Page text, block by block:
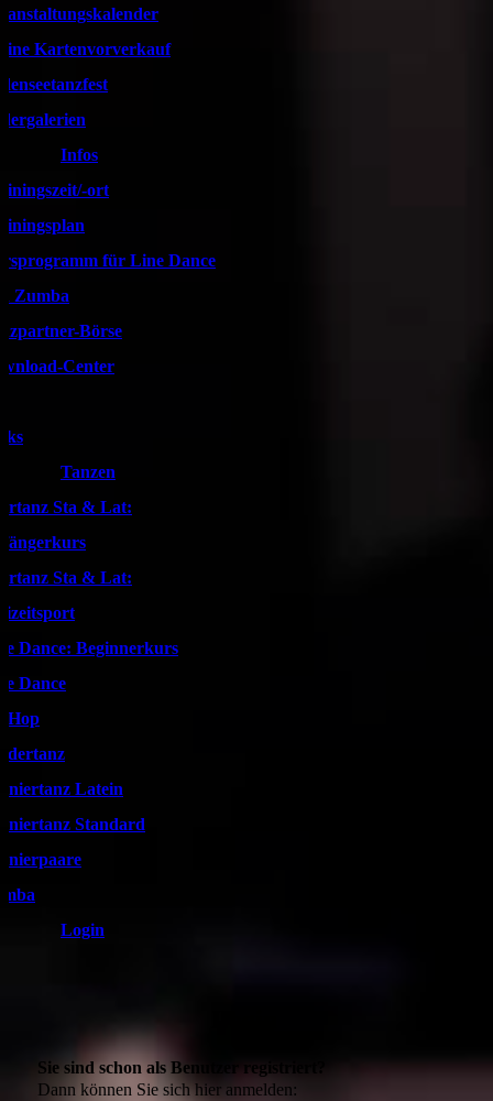
Kartenvorverkauf
Infos
ort
für Line Dance
Zumba
Börse
Center
Tanzen
Sta & Lat:
Sta & Lat:
Dance: Beginnerkurs
Dance
Latein
Standard
Login
Sie sind schon als Benutzer registriert?
Dann können Sie sich hier anmelden: